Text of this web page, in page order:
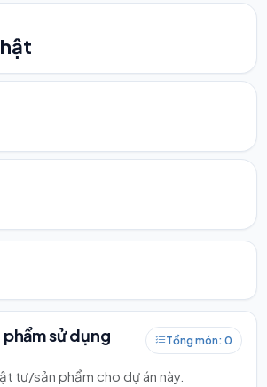
sử dụng Tổng món: 0
tư/sản phẩm cho dự án này.